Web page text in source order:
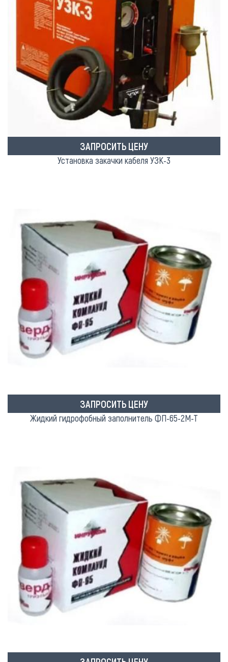
ЗАПРОСИТЬ ЦЕНУ
Установка закачки кабеля УЗК-3
ЗАПРОСИТЬ ЦЕНУ
Жидкий гидрофобный заполнитель ФП-65-2М-Т